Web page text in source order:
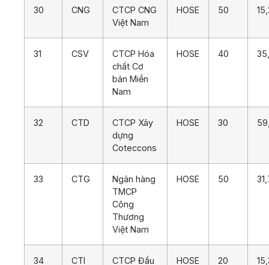
30 CNG
CTCP CNG
Việt Nam
HOSE 50
31 CSV
CTCP Hóa
chất Cơ
bản Miền
Nam
HOSE 40
32 CTD
CTCP Xây
dựng
Coteccons
HOSE 30
33 CTG
Ngân hàng
TMCP
Công
Thương
Việt Nam
HOSE 50
34 CTI
CTCP Đầu
HOSE 20